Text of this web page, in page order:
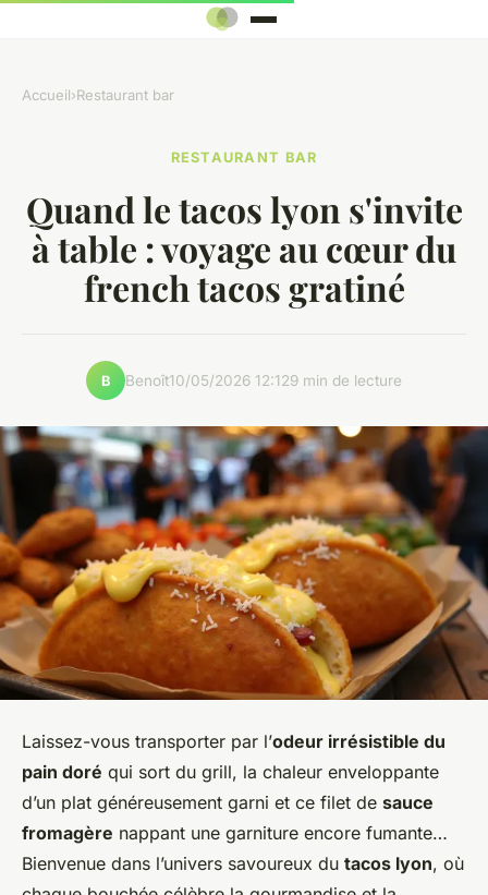
Accueil›Restaurant bar
RESTAURANT BAR
Quand le tacos lyon s'invite
à table : voyage au cœur du
french tacos gratiné
B Benoît10/05/2026 12:129 min de lecture
Laissez-vous transporter par l’odeur irrésistible du
pain doré qui sort du grill, la chaleur enveloppante
d’un plat généreusement garni et ce filet de sauce
fromagère nappant une garniture encore fumante…
Bienvenue dans l’univers savoureux du tacos lyon, où